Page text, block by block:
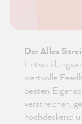
Der Alles
wertvolle
besten
verstreichen,
hochdeckend